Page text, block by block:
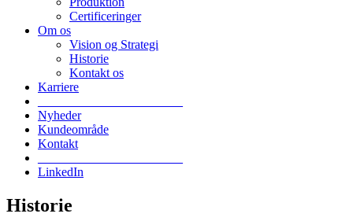
Certificeringer
Om os
Vision og Strategi
Historie
Kontakt os
Karriere
Nyheder
Kundeområde
Kontakt
LinkedIn
Historie